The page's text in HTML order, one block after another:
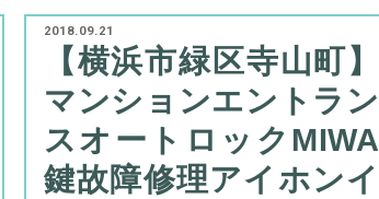
2018.09.21
【横浜市緑区寺山町】
マンションエントラン
スオートロックMIWA
鍵故障修理アイホンイ